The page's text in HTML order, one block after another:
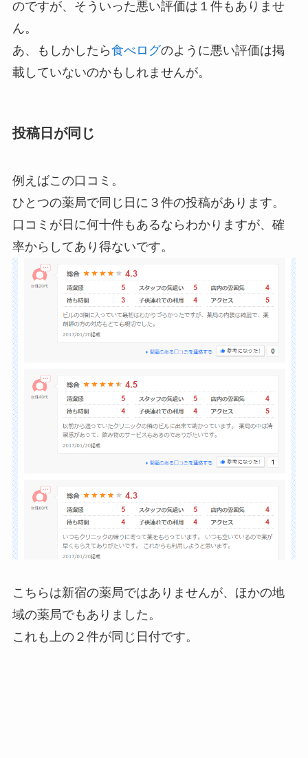
のですが、そういった悪い評価は１件もありませ
ん。
あ、もしかしたら食べログのように悪い評価は掲
載していないのかもしれませんが。
投稿日が同じ
例えばこの口コミ。
ひとつの薬局で同じ日に３件の投稿があります。
口コミが日に何十件もあるならわかりますが、確
率からしてあり得ないです。
こちらは新宿の薬局ではありませんが、ほかの地
域の薬局でもありました。
これも上の２件が同じ日付です。